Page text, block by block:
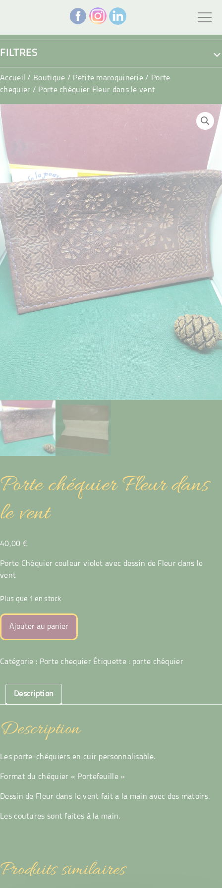
FILTRES
Accueil / Boutique / Petite maroquinerie / Porte
chequier / Porte chéquier Fleur dans le vent
Porte chéquier Fleur dans
le vent
40,00 €
Porte Chéquier couleur violet avec dessin de Fleur dans le
vent
Plus que 1 en stock
quantité
Porte
Fleur
vent
Ajouter au panier
Catégorie : Porte chequier Étiquette : porte chéquier
Description
Description
Les porte-chéquiers en cuir personnalisable.
Format du chéquier « Portefeuille »
Dessin de Fleur dans le vent fait a la main avec des matoirs.
Les coutures sont faites à la main.
Produits similaires